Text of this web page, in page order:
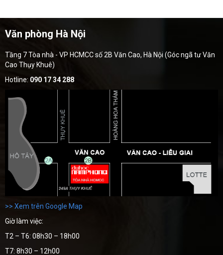
Văn phòng Hà Nội
Tầng 7 Tòa nhà - VP HCMCC số 2B Văn Cao, Hà Nội (Góc ngã tư Văn
Cao Thụy Khuê)
Hotline: 090 17 34 288
>> Xem trên Google Map
Giờ làm việc:
T2 – T6: 08h30 – 18h00
T7: 8h30 – 12h00